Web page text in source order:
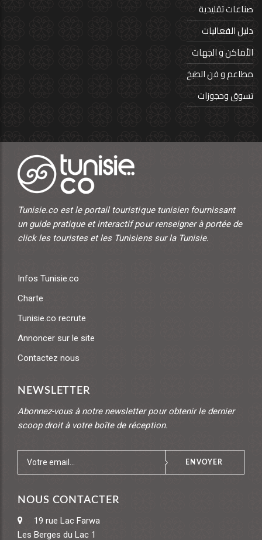
صناعات تقليدية
دليل الفعاليات
الأماكن و الجهات
مطاعم و فن الطبخ
تسوق وحجوزات
Tunisie.co est le portail touristique tunisien fournissant
un guide pratique et interactif pour renseigner à portée de
click les touristes et les Tunisiens sur la Tunisie.
Infos Tunisie.co
Charte
Tunisie.co recrute
Annoncer sur le site
Contactez nous
NEWSLETTER
Abonnez-vous à notre newsletter pour obtenir le dernier
scoop droit à votre boîte de réception.
ENVOYER
NOUS CONTACTER
19 rue Lac Farwa
Les Berges du Lac 1